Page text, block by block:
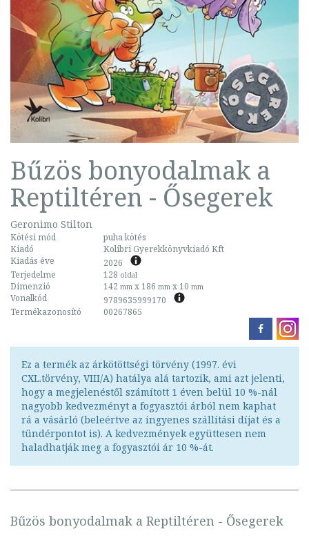
Bűzös bonyodalmak a
Reptiltéren - Ősegerek
Geronimo Stilton
Kötési mód
puha kötés
Kiadó
Kolibri Gyerekkönyvkiadó Kft
Kiadás éve
2026
Terjedelme
128 oldal
Dimenzió 142 mm x 186 mm x 10 mm
Vonalkód
9789635999170
Termékazonosító
00267865
Ez a termék az árkötöttségi törvény (1997. évi
CXL.törvény, VIII/A) hatálya alá tartozik, ami azt jelenti,
hogy a megjelenéstől számított 1 éven belül 10 %-nál
nagyobb kedvezményt a fogyasztói árból nem kaphat
rá a vásárló (beleértve az ingyenes szállítási díjat és a
tündérpontot is). A kedvezmények együttesen nem
haladhatják meg a fogyasztói ár 10 %-át.
Bűzös bonyodalmak a Reptiltéren - Ősegerek